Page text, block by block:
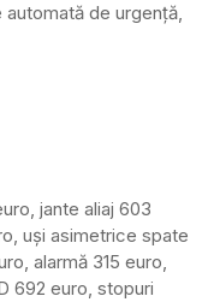
de urgență,
jante aliaj 603
uși asimetrice spate
alarmă 315 euro,
692 euro, stopuri